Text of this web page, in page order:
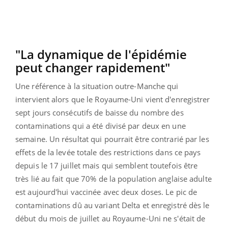
"La dynamique de l'épidémie
peut changer rapidement"
Une référence à la situation outre-Manche qui
intervient alors que le Royaume-Uni vient d'enregistrer
sept jours consécutifs de baisse du nombre des
contaminations qui a été divisé par deux en une
semaine. Un résultat qui pourrait être contrarié par les
effets de la levée totale des restrictions dans ce pays
depuis le 17 juillet mais qui semblent toutefois être
très lié au fait que 70% de la population anglaise adulte
est aujourd'hui vaccinée avec deux doses. Le pic de
contaminations dû au variant Delta et enregistré dès le
début du mois de juillet au Royaume-Uni ne s'était de